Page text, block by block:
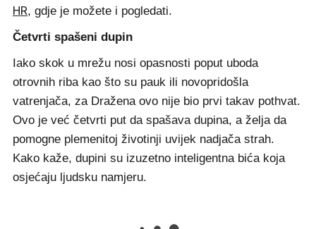
HR, gdje je možete i pogledati.
Četvrti spašeni dupin
Iako skok u mrežu nosi opasnosti poput uboda
otrovnih riba kao što su pauk ili novopridošla
vatrenjača, za Dražena ovo nije bio prvi takav pothvat.
Ovo je već četvrti put da spašava dupina, a želja da
pomogne plemenitoj životinji uvijek nadjača strah.
Kako kaže, dupini su izuzetno inteligentna bića koja
osjećaju ljudsku namjeru.